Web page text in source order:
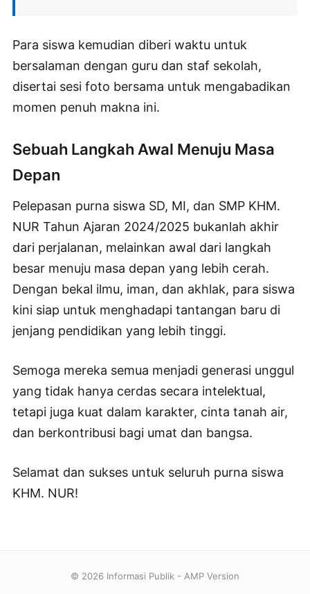
Para siswa kemudian diberi waktu untuk
bersalaman dengan guru dan staf sekolah,
disertai sesi foto bersama untuk mengabadikan
momen penuh makna ini.
Sebuah Langkah Awal Menuju Masa
Depan
Pelepasan purna siswa SD, MI, dan SMP KHM.
NUR Tahun Ajaran 2024/2025 bukanlah akhir
dari perjalanan, melainkan awal dari langkah
besar menuju masa depan yang lebih cerah.
Dengan bekal ilmu, iman, dan akhlak, para siswa
kini siap untuk menghadapi tantangan baru di
jenjang pendidikan yang lebih tinggi.
Semoga mereka semua menjadi generasi unggul
yang tidak hanya cerdas secara intelektual,
tetapi juga kuat dalam karakter, cinta tanah air,
dan berkontribusi bagi umat dan bangsa.
Selamat dan sukses untuk seluruh purna siswa
KHM. NUR!
© 2026 Informasi Publik - AMP Version